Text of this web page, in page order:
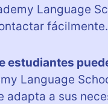
Language
fácilmente.
estudiantes
Language
adapta a sus